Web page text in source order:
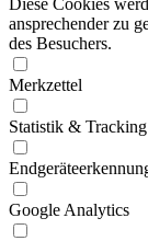
Diese Cookies
ansprechender zu
des Besuchers.
Merkzettel
Statistik & Tracking
Google Analytics